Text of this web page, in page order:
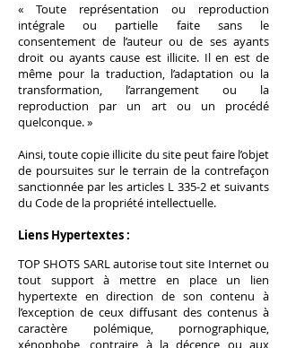
« Toute représentation ou reproduction
intégrale ou partielle faite sans le
consentement de l’auteur ou de ses ayants
droit ou ayants cause est illicite. Il en est de
même pour la traduction, l’adaptation ou la
transformation, l’arrangement ou la
reproduction par un art ou un procédé
quelconque. »
Ainsi, toute copie illicite du site peut faire l’objet
de poursuites sur le terrain de la contrefaçon
sanctionnée par les articles L 335-2 et suivants
du Code de la propriété intellectuelle.
Liens Hypertextes :
TOP SHOTS SARL autorise tout site Internet ou
tout support à mettre en place un lien
hypertexte en direction de son contenu à
l’exception de ceux diffusant des contenus à
caractère polémique, pornographique,
xénophobe, contraire à la décence ou aux